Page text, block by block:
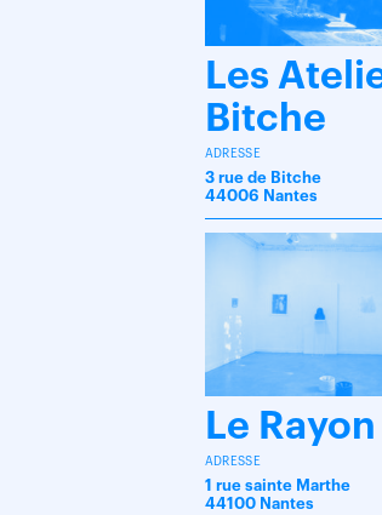
Les
Bitche
ADRESSE
3 rue de Bitche
44006 Nantes
Le
ADRESSE
1 rue sainte Marthe
44100 Nantes